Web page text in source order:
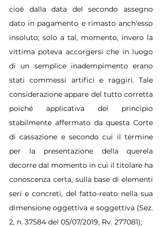
cioè dalla data del secondo assegno
dato in pagamento e rimasto anch'esso
insoluto; solo a tal, momento, invero la
vittima poteva accorgersi che in luogo
di un semplice inadempimento erano
stati commessi artifici e raggiri. Tale
considerazione appare del tutto corretta
poiché applicativa del principio
stabilmente affermato da questa Corte
di cassazione e secondo cui il termine
per la presentazione della querela
decorre dal momento in cui il titolare ha
conoscenza certa, sulla base di elementi
seri e concreti, del fatto-reato nella sua
dimensione oggettiva e soggettiva (Sez.
2, n. 37584 del 05/07/2019, Rv. 277081);